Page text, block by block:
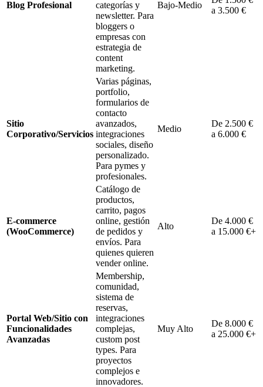
Blog Profesional
categorías y
newsletter. Para
bloggers o
empresas con
estrategia de
content
marketing.
Bajo-Medio
a 3.500 €
Sitio
Corporativo/Servicios
Varias páginas,
portfolio,
formularios de
contacto
avanzados,
integraciones
sociales, diseño
personalizado.
Para pymes y
profesionales.
Medio
De 2.500 €
a 6.000 €
E-commerce
(WooCommerce)
Catálogo de
productos,
carrito, pagos
online, gestión
de pedidos y
envíos. Para
quienes quieren
vender online.
Alto
De 4.000 €
a 15.000 €+
Portal Web/Sitio con
Funcionalidades
Avanzadas
Membership,
comunidad,
sistema de
reservas,
integraciones
complejas,
custom post
types. Para
proyectos
complejos e
innovadores.
Muy Alto
De 8.000 €
a 25.000 €+